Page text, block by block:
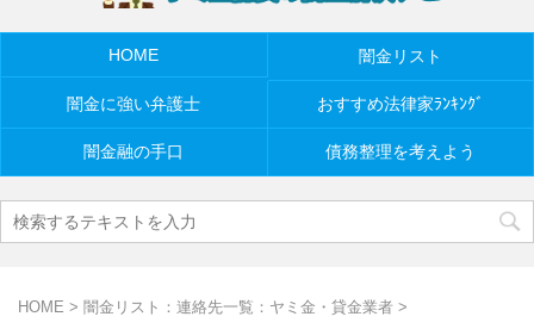
HOME 闇金リスト
闇金に強い弁護士 おすすめ法律家ﾗﾝｷﾝｸﾞ
闇金融の手口 債務整理を考えよう
HOME > 闇金リスト：連絡先一覧：ヤミ金・貸金業者 >